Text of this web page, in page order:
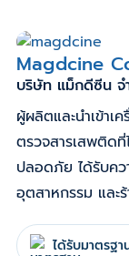
Magdcine
บริษัท แม็กดีซีน จ
ผู้ผลิตและนำเข้า
ตรวจสารเสพติด
ปลอดภัย ได้รับคว
อุตสาหกรรม และ
ได้รับมาตรฐา